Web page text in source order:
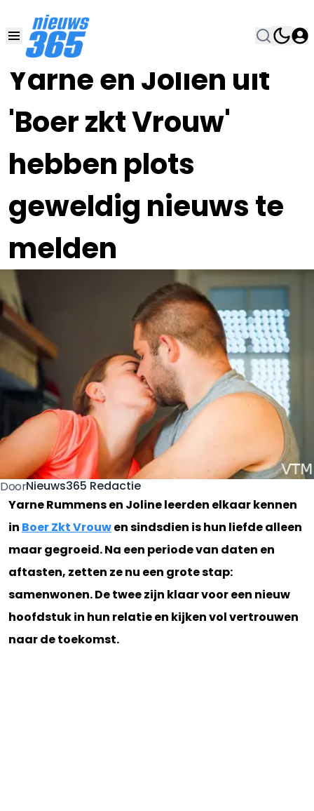
Yarne en Jolien uit
'Boer zkt Vrouw'
hebben plots
geweldig nieuws te
melden
03 MRT 2025, 10:00
DoorNieuws365 Redactie
Yarne Rummens en Joline leerden elkaar kennen
in Boer Zkt Vrouwen sindsdien is hun liefde alleen
maar gegroeid. Na een periode van daten en
aftasten, zetten ze nu een grote stap:
samenwonen. De twee zijn klaar voor een nieuw
hoofdstuk in hun relatie en kijken vol vertrouwen
naar de toekomst.